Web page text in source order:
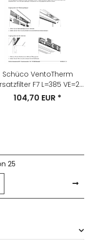
Schüco VentoTherm
F7 L=385 VE=2
Teile-Nr. 220244
104,70 EUR *
25